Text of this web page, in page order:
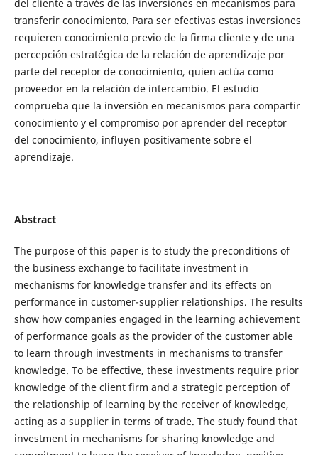
del cliente a través de las inversiones en mecanismos para
transferir conocimiento. Para ser efectivas estas inversiones
requieren conocimiento previo de la firma cliente y de una
percepción estratégica de la relación de aprendizaje por
parte del receptor de conocimiento, quien actúa como
proveedor en la relación de intercambio. El estudio
comprueba que la inversión en mecanismos para compartir
conocimiento y el compromiso por aprender del receptor
del conocimiento, influyen positivamente sobre el
aprendizaje.
Abstract
The purpose of this paper is to study the preconditions of
the business exchange to facilitate investment in
mechanisms for knowledge transfer and its effects on
performance in customer-supplier relationships. The results
show how companies engaged in the learning achievement
of performance goals as the provider of the customer able
to learn through investments in mechanisms to transfer
knowledge. To be effective, these investments require prior
knowledge of the client firm and a strategic perception of
the relationship of learning by the receiver of knowledge,
acting as a supplier in terms of trade. The study found that
investment in mechanisms for sharing knowledge and